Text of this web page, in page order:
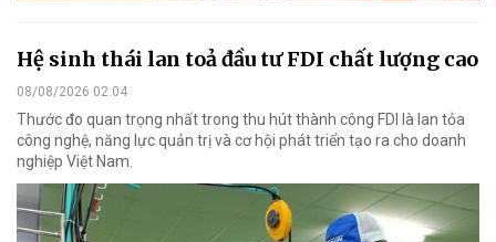
Hệ sinh thái lan toả đầu tư FDI chất lượng cao
08/08/2026 02:04
Thước đo quan trọng nhất trong thu hút thành công FDI là lan tỏa
công nghệ, năng lực quản trị và cơ hội phát triển tạo ra cho doanh
nghiệp Việt Nam.